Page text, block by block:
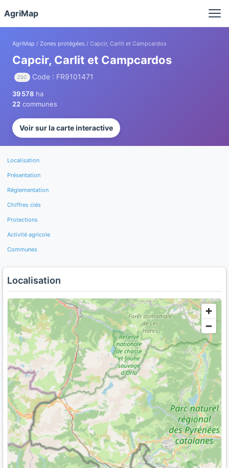
AgriMap
AgriMap / Zones protégées / Capcir, Carlit et Campcardos
Capcir, Carlit et Campcardos
ZSC Code : FR9101471
39 578 ha
22 communes
Voir sur la carte interactive
Localisation
Présentation
Réglementation
Chiffres clés
Protections
Activité agricole
Communes
Localisation